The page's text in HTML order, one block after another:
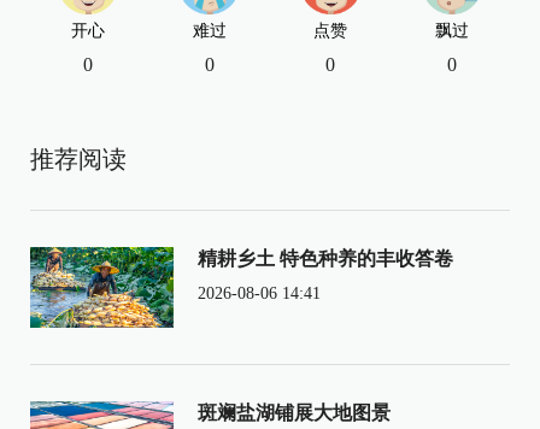
开心
0
难过
0
点赞
0
飘过
0
推荐阅读
精耕乡土 特色种养的丰收答卷
2026-08-06 14:41
斑斓盐湖铺展大地图景